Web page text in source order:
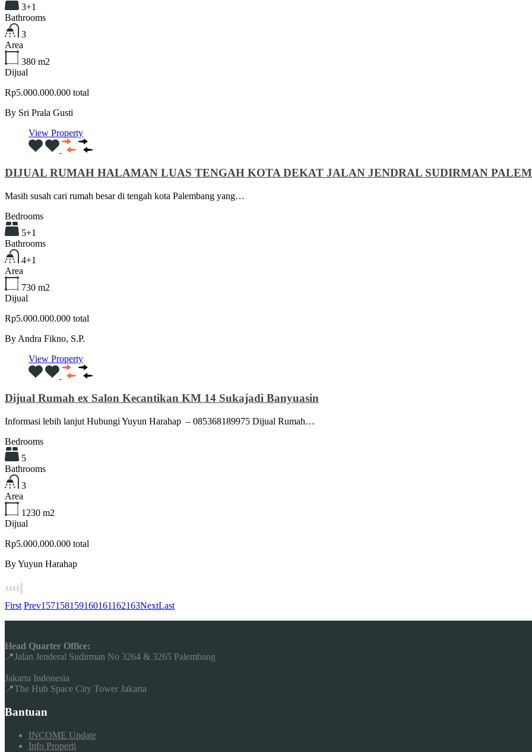
3+1
Bathrooms
3
Area
380 m2
Dijual
Rp5.000.000.000 total
By Sri Prala Gusti
View Property
DIJUAL RUMAH HALAMAN LUAS TENGAH KOTA DEKAT JALAN JENDRAL SUDIRMAN
Masih susah cari rumah besar di tengah kota Palembang yang…
Bedrooms
5+1
Bathrooms
4+1
Area
730 m2
Dijual
Rp5.000.000.000 total
By Andra Fikno, S.P.
View Property
Dijual Rumah ex Salon Kecantikan KM 14 Sukajadi Banyuasin
Informasi lebih lanjut Hubungi Yuyun Harahap – 085368189975 Dijual Rumah…
Bedrooms
5
Bathrooms
3
Area
1230 m2
Dijual
Rp5.000.000.000 total
ByYuyun Harahap
First Prev157158159160161162163NextLast
Head Quarter Office:
📍Jalan Jenderal Sudirman No 3264 & 3265 Palembang
Jakarta Indonesia
📍The Hub Space City Tower Jakarta
Bantuan
INCOME Update
Info Properti